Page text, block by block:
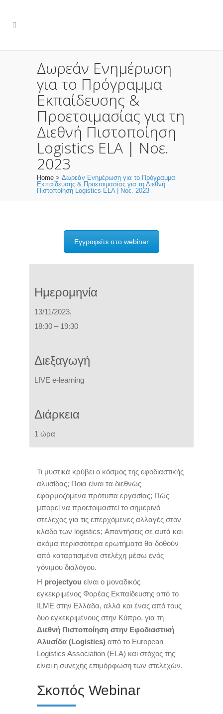
Δωρεάν Ενημέρωση
για το Πρόγραμμα
Εκπαίδευσης &
Προετοιμασίας για τη
Διεθνή Πιστοποίηση
Logistics ELA | Νοε.
2023
Home > Δωρεάν Ενημέρωση για το Πρόγραμμα
Εκπαίδευσης & Προετοιμασίας για τη Διεθνή
Πιστοποίηση Logistics ELA | Νοε. 2023
Εγγραφείτε στο webinar
Ημερομηνία
13/11/2023,
18:30 – 19:30
Διεξαγωγή
L IVE e-learning
Διάρκεια
1 ώρα
Τι μυστικά κρύβει ο κόσμος της εφοδιαστικής
αλυσίδας; Ποια είναι τα διεθνώς
εφαρμοζόμενα πρότυπα εργασίας; Πώς
μπορεί να προετοιμαστεί το σημερινό
στέλεχος για τις επερχόμενες αλλαγές στον
κλάδο των logistics; Απαντήσεις σε αυτά και
ακόμα περισσότερα ερωτήματα θα δοθούν
από καταρτισμένα στελέχη μέσω ενός
γόνιμου διαλόγου.
Η projectyou είναι ο μοναδικός
εγκεκριμένος Φορέας Εκπαίδευσης από το
ΙLME στην Ελλάδα, αλλά και ένας από τους
δυο εγκεκριμένους στην Κύπρο, για τη
Διεθνή Πιστοποίηση στην Εφοδιαστική
Αλυσίδα (Logistics) από το European
Logistics Association (ELA) και στόχος της
είναι η συνεχής επιμόρφωση των στελεχών.
Σκοπός Webinar